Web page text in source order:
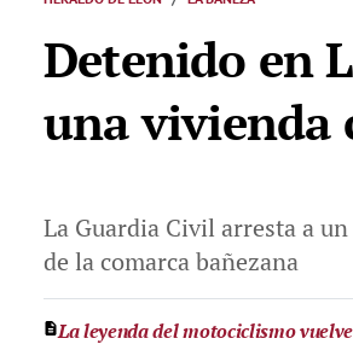
Detenido en
una vivienda
La Guardia Civil arresta a
de la comarca bañezana
La leyenda del motociclismo